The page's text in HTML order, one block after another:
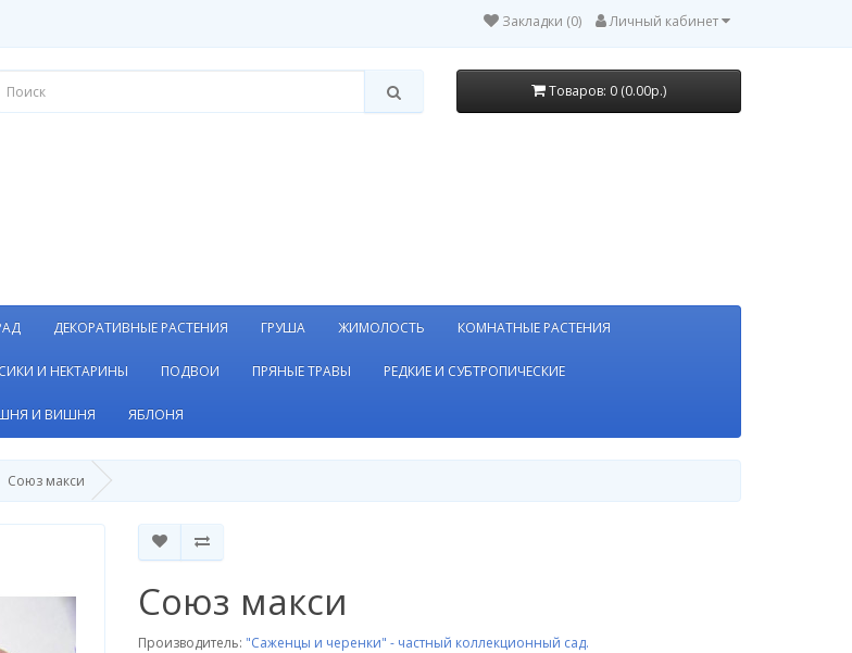
Закладки (0) Личный кабинет
Товаров: 0 (0.00р.)
ДЕКОРАТИВНЫЕ РАСТЕНИЯ ГРУША ЖИМОЛОСТЬ КОМНАТНЫЕ РАСТЕНИЯ
И НЕКТАРИНЫ ПОДВОИ ПРЯНЫЕ ТРАВЫ РЕДКИЕ И СУБТРОПИЧЕСКИЕ
И ВИШНЯ ЯБЛОНЯ
Союз макси
Союз макси
Производитель: "Саженцы и черенки" - частный коллекционный сад.